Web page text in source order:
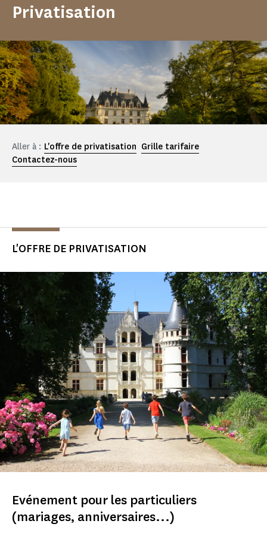
Privatisation
Aller à : L'offre de privatisation Grille tarifaire
Contactez-nous
L'OFFRE DE PRIVATISATION
Evénement pour les particuliers
(mariages, anniversaires...)